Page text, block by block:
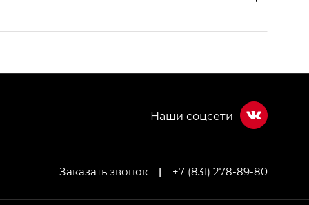
Заказать звонок | +7 (831) 278-89-80